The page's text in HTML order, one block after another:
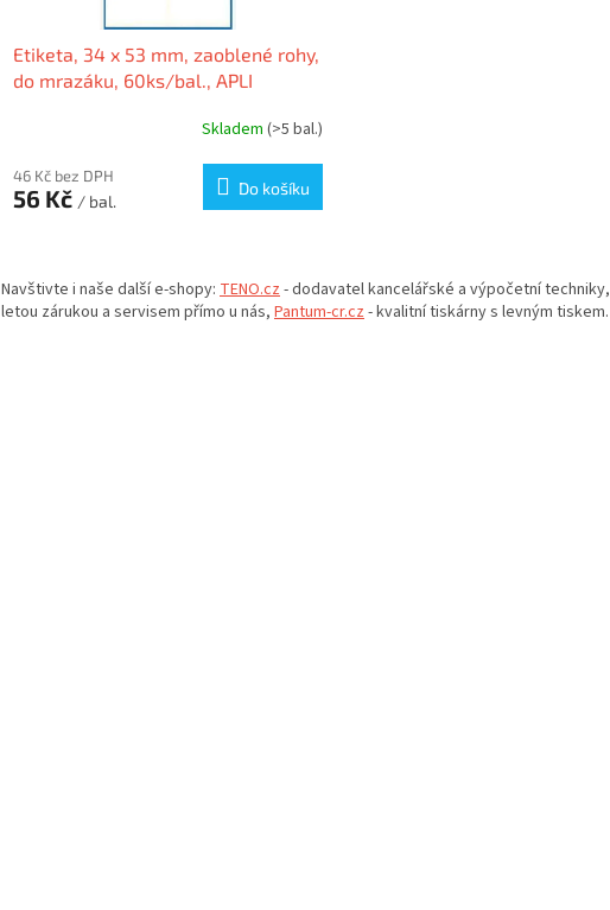
Etiketa, 34 x 53 mm, zaoblené rohy,
do mrazáku, 60ks/bal., APLI
Skladem (>5 bal.)
46 Kč bez DPH
56 Kč / bal.
Do košíku
v
l
á
Navštivte i naše další e-shopy: TENO.cz- dodavatel kancelářské a výpočetní techniky,
letou zárukou a servisem přímo u nás, Pantum-cr.cz- kvalitní tiskárny s levným tiskem.